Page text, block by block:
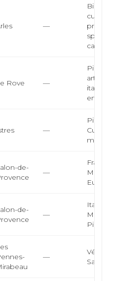
—
Bistrot
cuisine
camar...
Rove —
Pizzeria
—
de-
—
de-
—
Pizza
—